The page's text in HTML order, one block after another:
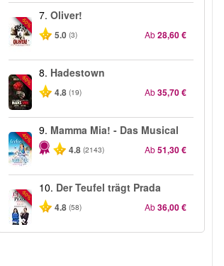
-50%
7. Oliver!
5.0 (3) Ab28,60 €
-50%
8. Hadestown
4.8 (19) Ab35,70 €
-40%
9. Mamma Mia! - Das Musical
4.8 (2143) Ab51,30 €
-50%
10. Der Teufel trägt Prada
4.8 (58) Ab36,00 €